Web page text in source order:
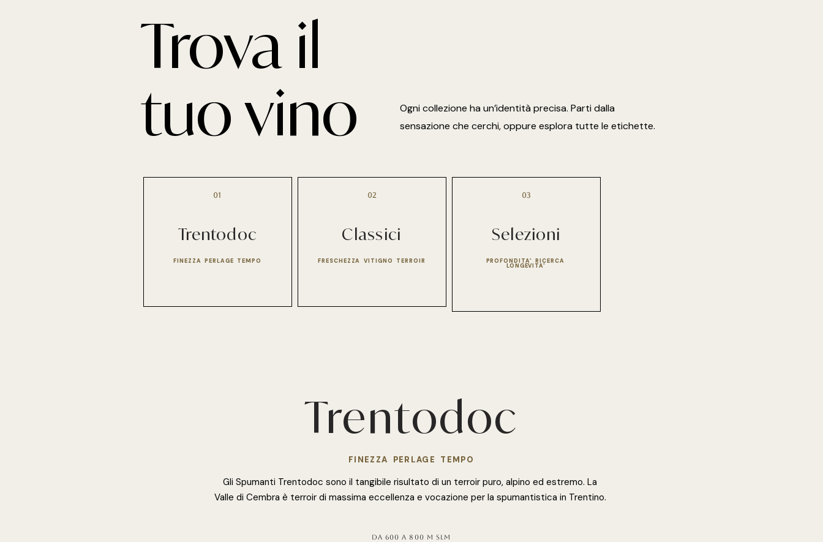
Trova il
tuo vino
Ogni collezione ha un’identità precisa. Parti dalla
sensazione che cerchi, oppure esplora tutte le etichette.
01
Trentodoc
FINEZZA PERLAGE TEMPO
02
Classici
FRESCHEZZA VITIGNO TERROIR
03
Selezioni
PROFONDITA' RICERCA
LONGEVITA'
Trentodoc
FINEZZA PERLAGE TEMPO
Gli Spumanti Trentodoc sono il tangibile risultato di un terroir puro, alpino ed estremo. La
Valle di Cembra è terroir di massima eccellenza e vocazione per la spumantistica in Trentino.
da 600 a 800 m slm